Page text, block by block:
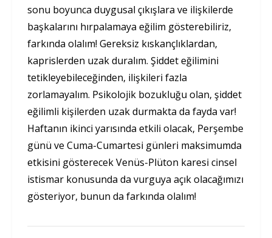
sonu boyunca duygusal çıkışlara ve ilişkilerde
başkalarını hırpalamaya eğilim gösterebiliriz,
farkında olalım! Gereksiz kıskançlıklardan,
kaprislerden uzak duralım. Şiddet eğilimini
tetikleyebileceğinden, ilişkileri fazla
zorlamayalım. Psikolojik bozukluğu olan, şiddet
eğilimli kişilerden uzak durmakta da fayda var!
Haftanın ikinci yarısında etkili olacak, Perşembe
günü ve Cuma-Cumartesi günleri maksimumda
etkisini gösterecek Venüs-Plüton karesi cinsel
istismar konusunda da vurguya açık olacağımızı
gösteriyor, bunun da farkında olalım!